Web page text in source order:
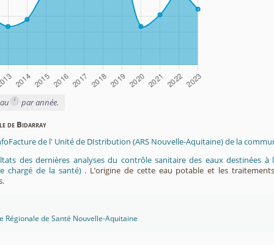
i par année.
de Bidarray
de l' Unité de DIstribution (ARS Nouvelle-Aquitaine) de la
des dernières analyses du contrôle sanitaire des eaux destinées
chargé de la santé) . L’origine de cette eau potable et les
Régionale de Santé Nouvelle-Aquitaine